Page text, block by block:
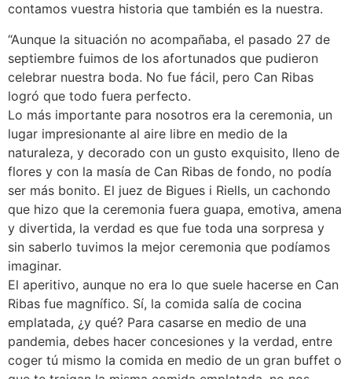
contamos vuestra historia que también es la nuestra.
“Aunque la situación no acompañaba, el pasado 27 de
septiembre fuimos de los afortunados que pudieron
celebrar nuestra boda. No fue fácil, pero Can Ribas
logró que todo fuera perfecto.
Lo más importante para nosotros era la ceremonia, un
lugar impresionante al aire libre en medio de la
naturaleza, y decorado con un gusto exquisito, lleno de
flores y con la masía de Can Ribas de fondo, no podía
ser más bonito. El juez de Bigues i Riells, un cachondo
que hizo que la ceremonia fuera guapa, emotiva, amena
y divertida, la verdad es que fue toda una sorpresa y
sin saberlo tuvimos la mejor ceremonia que podíamos
imaginar.
El aperitivo, aunque no era lo que suele hacerse en Can
Ribas fue magnífico. Sí, la comida salía de cocina
emplatada, ¿y qué? Para casarse en medio de una
pandemia, debes hacer concesiones y la verdad, entre
coger tú mismo la comida en medio de un gran buffet o